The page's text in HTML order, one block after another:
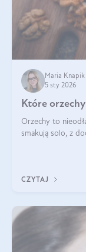
Maria Knapik
5 sty 2026
Które
Orzechy to
smakują solo, z
CZYTAJ